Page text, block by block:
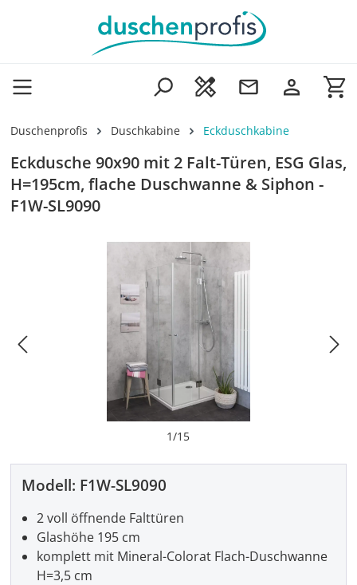
Zum Hauptinhalt springen
Duschenprofis Duschkabine Eckduschkabine
Eckdusche 90x90 mit 2 Falt-Türen, ESG Glas,
H=195cm, flache Duschwanne & Siphon -
F1W-SL9090
1/15
Modell: F1W-SL9090
2 voll öffnende Falttüren
Glashöhe 195 cm
komplett mit Mineral-Colorat Flach-Duschwanne
H=3,5 cm